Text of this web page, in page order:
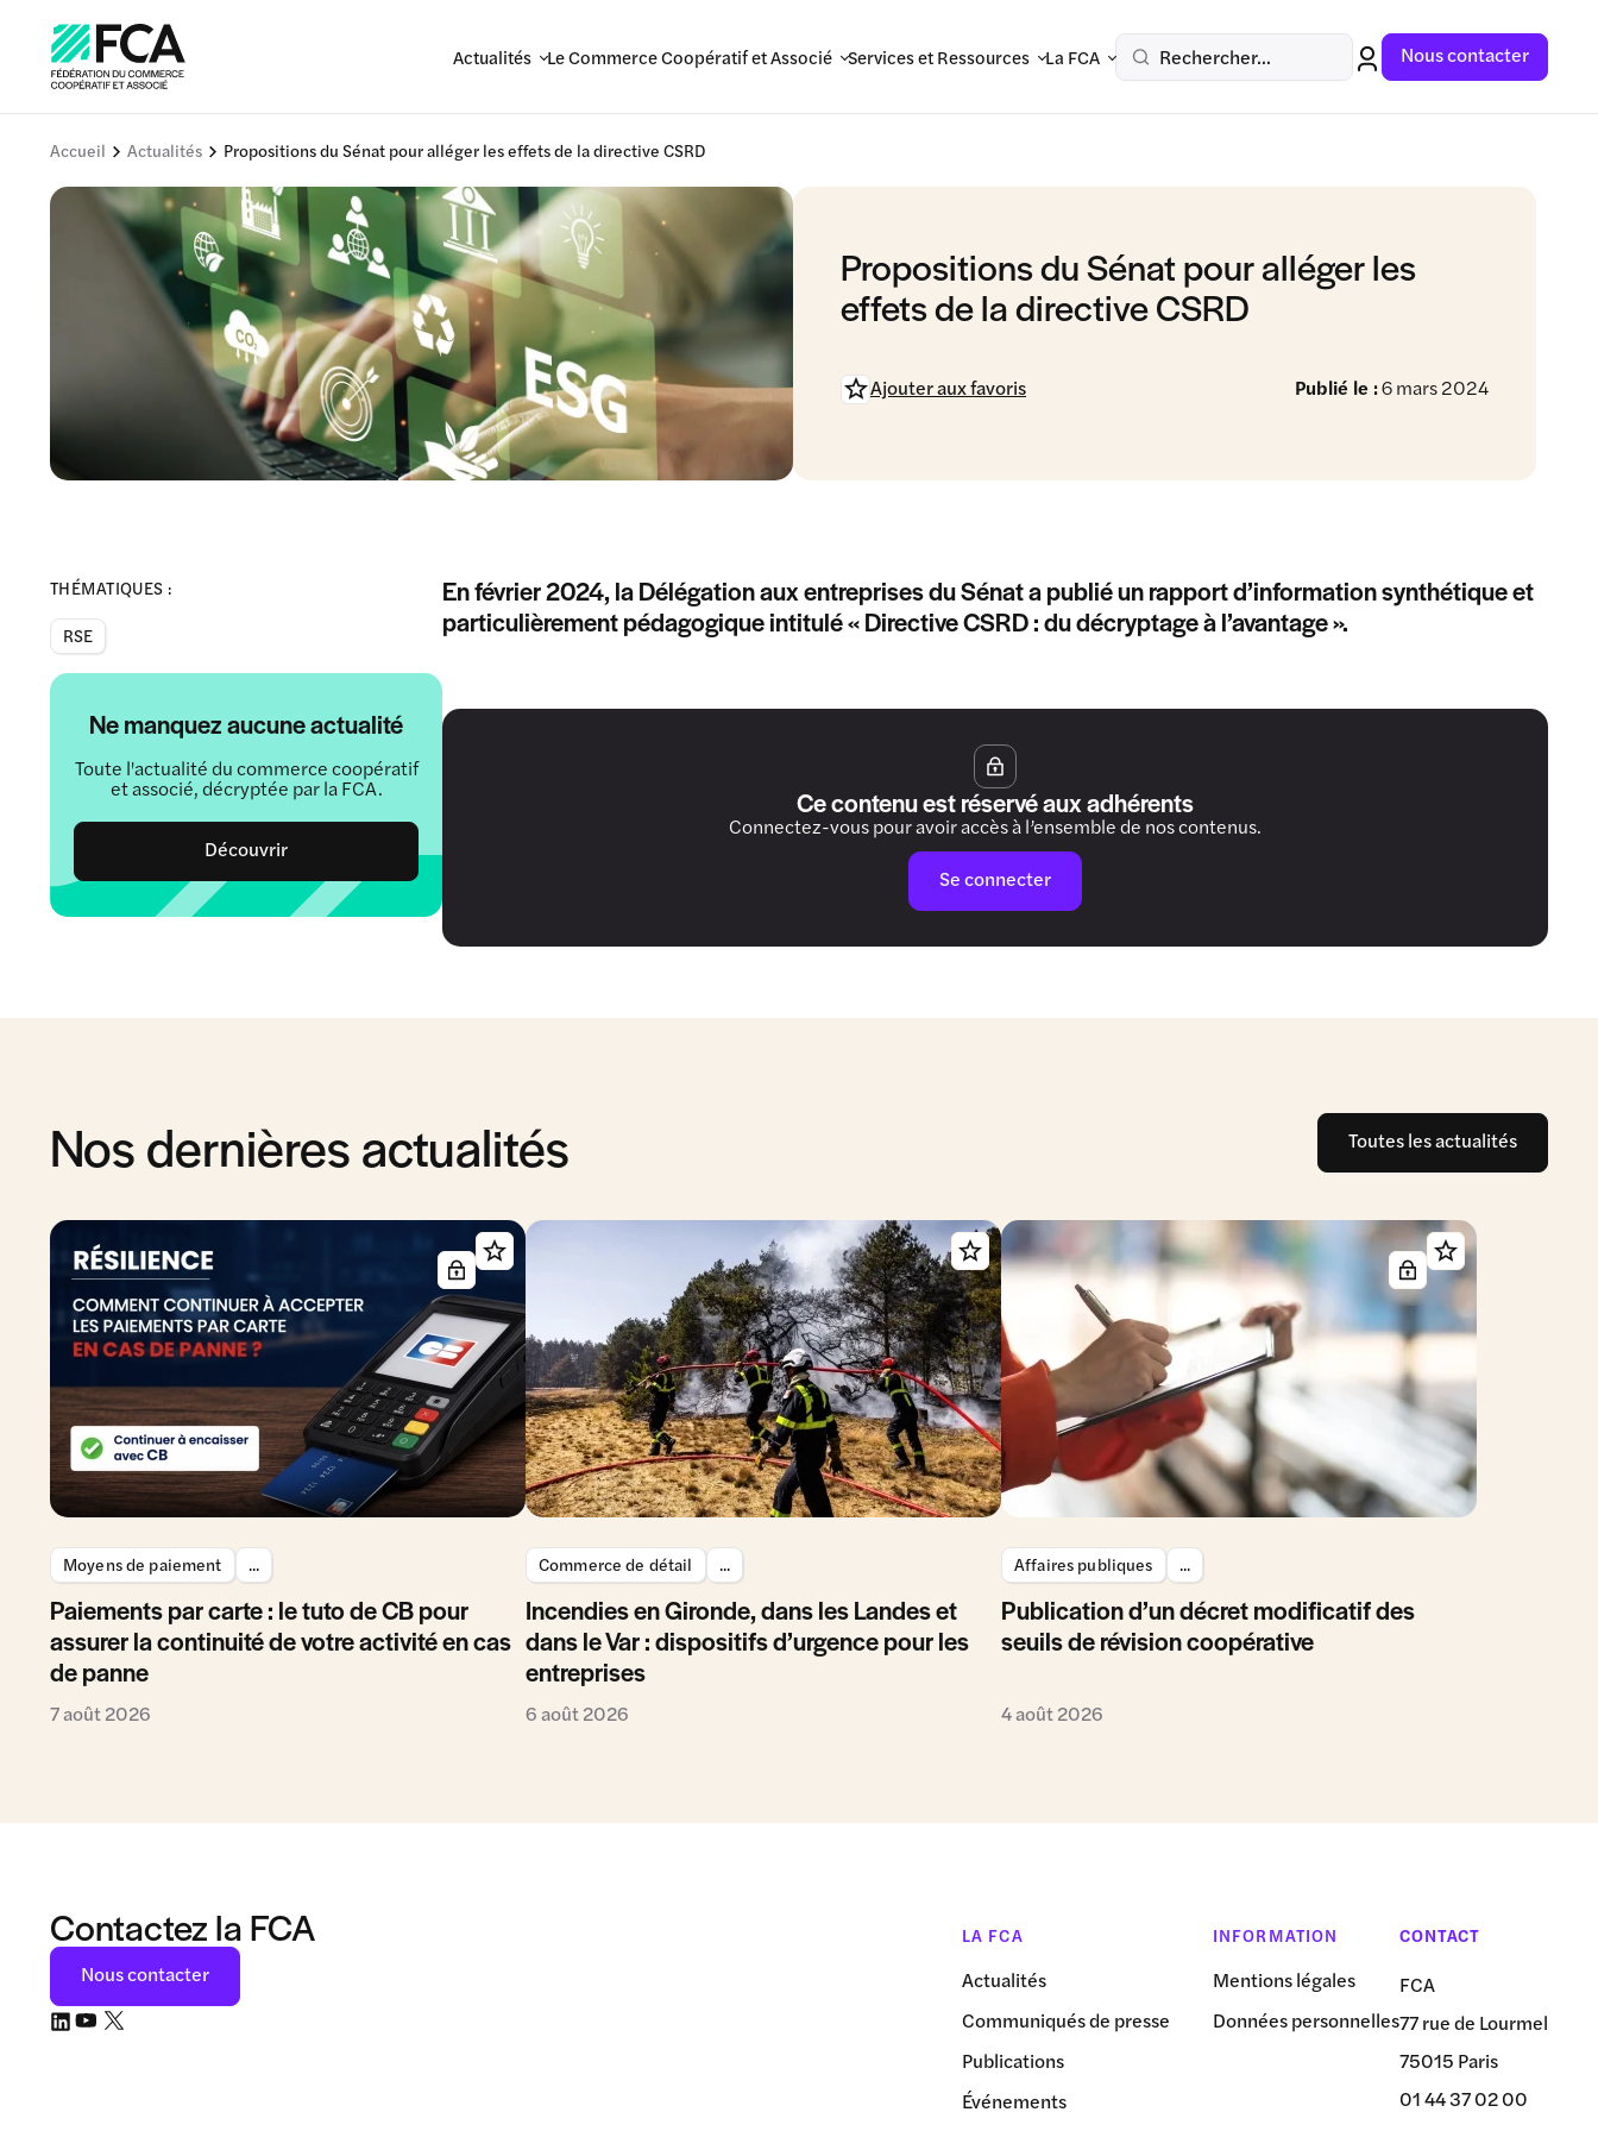
Actualités Le Commerce Coopératif et Associé Services et Ressources La FCA Rechercher... Nous contacter
Accueil Actualités Propositions du Sénat pour alléger les effets de la directive CSRD
Propositions du Sénat pour alléger les
effets de la directive CSRD
Publié le :6 mars 2024
Ajouter aux favoris
THÉMATIQUES :
RSE
Ne manquez aucune actualité
Toute l'actualité du commerce coopératif
et associé, décryptée par la FCA.
Découvrir
En février 2024, la Délégation aux entreprises du Sénat a publié un rapport d’information synthétique et
particulièrement pédagogique intitulé « Directive CSRD : du décryptage à l’avantage ».
Ce contenu est réservé aux adhérents
Connectez-vous pour avoir accès à l’ensemble de nos contenus.
Se connecter
Nos dernières actualités Toutes les actualités
Moyens de paiement ...
Paiements par carte : le tuto de CB pour
assurer la continuité de votre activité en cas
de panne
7 août 2026
Commerce de détail ...
Incendies en Gironde, dans les Landes et
dans le Var : dispositifs d’urgence pour les
entreprises
6 août 2026
Affaires publiques ...
Publication d’un décret modificatif des
seuils de révision coopérative
4 août 2026
Contactez la FCA
Nous contacter
LA FCA
Actualités
Communiqués de presse
Publications
Événements
INFORMATION
Mentions légales
Données personnelles
CONTACT
FCA
77 rue de Lourmel
75015 Paris
01 44 37 02 00